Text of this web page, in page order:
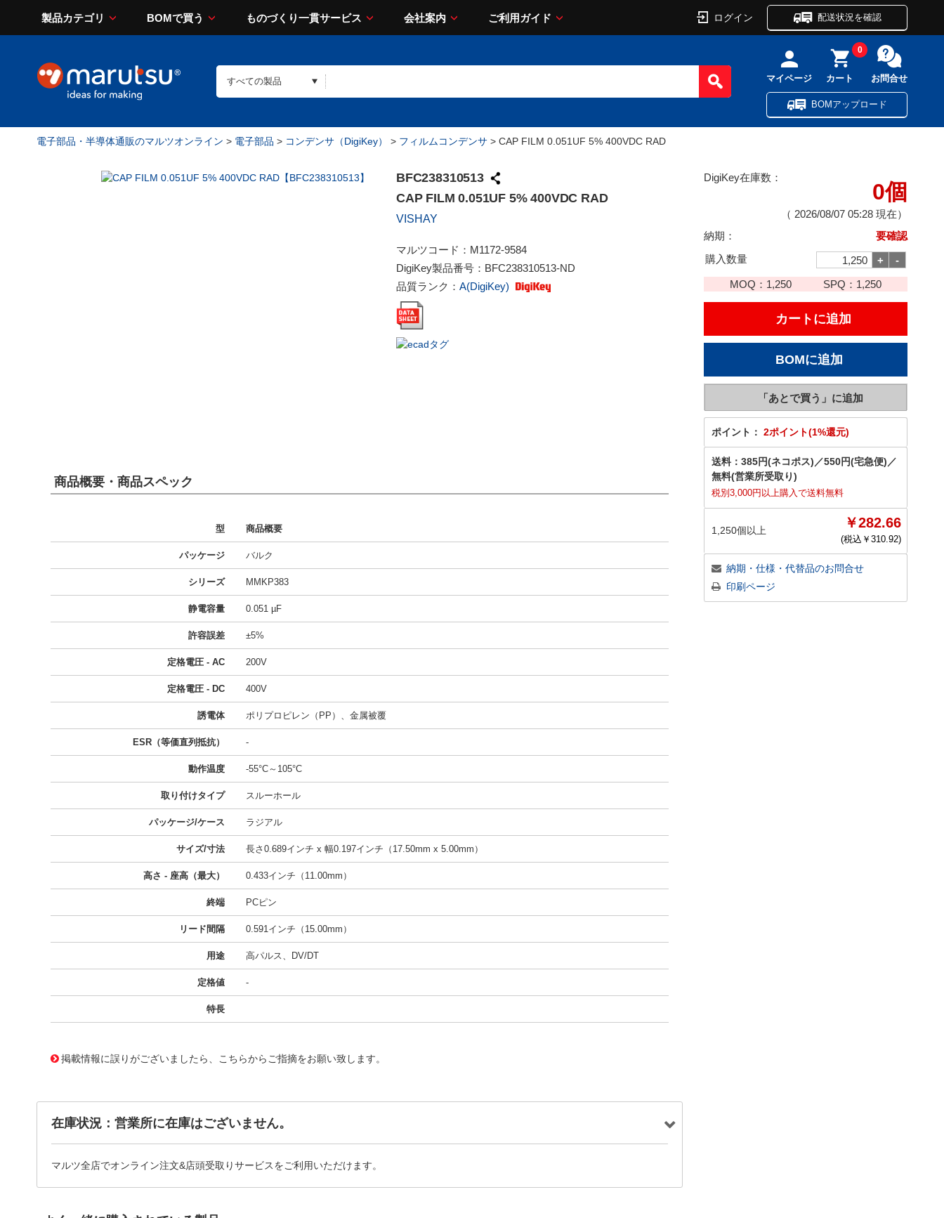
製品カテゴリ BOMで買う ものづくり一貫サービス 会社案内 ご利用ガイド ログイン 配送状況を確認
マイページ カート
0
お問合せ
BOMアップロード
電子部品・半導体通販のマルツオンライン > 電子部品 > コンデンサ（DigiKey） > フィルムコンデンサ > CAP FILM 0.051UF 5% 400VDC RAD
BFC238310513
CAP FILM 0.051UF 5% 400VDC RAD
VISHAY
マルツコード： M1172-9584
DigiKey製品番号： BFC238310513-ND
品質ランク： A(DigiKey)
DigiKey在庫数：
0個
（ 2026/08/07 05:28 現在）
納期：
要確認
購入数量
MOQ： 1,250 SPQ： 1,250
ポイント： 2ポイント(1%還元)
送料： 385円(ネコポス) ／550円(宅急便) ／
無料(営業所受取り)
税別3,000円以上購入で送料無料
1,250個以上 ￥282.66
(税込￥ 310.92)
納期・仕様・代替品のお問合せ
印刷ページ
商品概要・商品スペック
型 商品概要
パッケージ バルク
シリーズ MMKP383
静電容量 0.051 µF
許容誤差 ±5%
定格電圧 - AC 200V
定格電圧 - DC 400V
誘電体 ポリプロピレン（PP）、金属被覆
ESR（等価直列抵抗） -
動作温度 -55°C～105°C
取り付けタイプ スルーホール
パッケージ/ケース ラジアル
サイズ/寸法 長さ0.689インチ x 幅0.197インチ（17.50mm x 5.00mm）
高さ - 座高（最大） 0.433インチ（11.00mm）
終端 PCピン
リード間隔 0.591インチ（15.00mm）
用途 高パルス、DV/DT
定格値 -
特長
掲載情報に誤りがございましたら、こちらからご指摘をお願い致します。
在庫状況：営業所に在庫はございません。
マルツ全店でオンライン注文&店頭受取りサービスをご利用いただけます。